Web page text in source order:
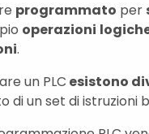
programmato per
operazioni
.
un PLC esistono
di un set di istruzioni